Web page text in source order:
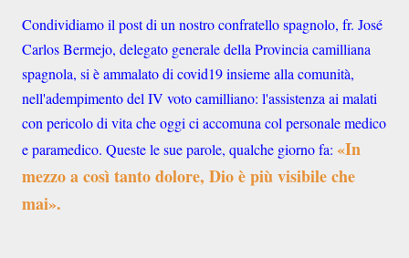
Condividiamo il post di un nostro confratello spagnolo, fr. José
Carlos Bermejo, delegato generale della Provincia camilliana
spagnola, si è ammalato di covid19 insieme alla comunità,
nell'adempimento del IV voto camilliano: l'assistenza ai malati
con pericolo di vita che oggi ci accomuna col personale medico
e paramedico. Queste le sue parole, qualche giorno fa: «In
mezzo a così tanto dolore, Dio è più visibile che
mai».